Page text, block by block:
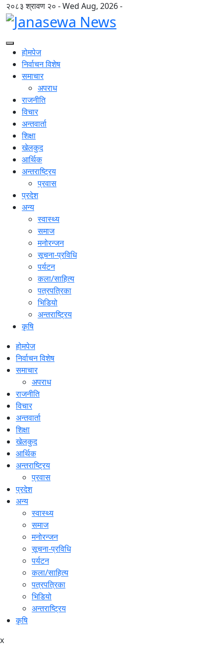
२०८३ श्रावण २० - Wed Aug, 2026 -
होमपेज
निर्वाचन विशेष
समाचार
अपराध
राजनीति
विचार
अन्तवार्ता
शिक्षा
खेलकुद
आर्थिक
अन्तराष्ट्रिय
प्रवास
प्रदेश
अन्य
स्वास्थ्य
समाज
मनोरन्जन
सूचना-प्रविधि
पर्यटन
कला/साहित्य
पत्रपत्रिका
भिडियो
अन्तराष्ट्रिय
कृषि
होमपेज
निर्वाचन विशेष
समाचार
अपराध
राजनीति
विचार
अन्तवार्ता
शिक्षा
खेलकुद
आर्थिक
अन्तराष्ट्रिय
प्रवास
प्रदेश
अन्य
स्वास्थ्य
समाज
मनोरन्जन
सूचना-प्रविधि
पर्यटन
कला/साहित्य
पत्रपत्रिका
भिडियो
अन्तराष्ट्रिय
कृषि
x